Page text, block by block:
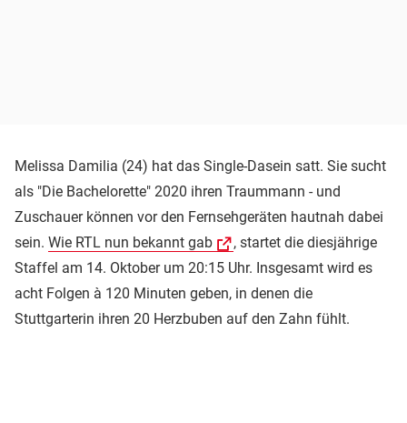
Melissa Damilia (24) hat das Single-Dasein satt. Sie sucht
als "Die Bachelorette" 2020 ihren Traummann - und
Zuschauer können vor den Fernsehgeräten hautnah dabei
sein. Wie RTL nun bekannt gab
, startet die diesjährige
Staffel am 14. Oktober um 20:15 Uhr. Insgesamt wird es
acht Folgen à 120 Minuten geben, in denen die
Stuttgarterin ihren 20 Herzbuben auf den Zahn fühlt.